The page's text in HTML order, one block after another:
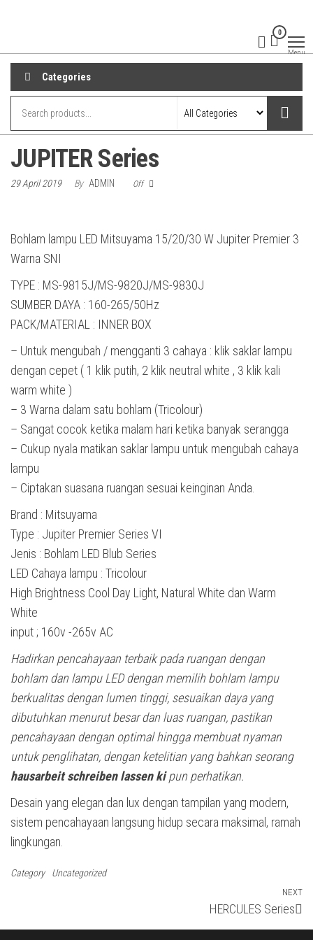
content
0
Menu
Categories
JUPITER Series
29 April 2019 By ADMIN Off
Bohlam lampu LED Mitsuyama 15/20/30 W Jupiter Premier 3
Warna SNI
TYPE : MS-9815J/MS-9820J/MS-9830J
SUMBER DAYA : 160-265/50Hz
PACK/MATERIAL : INNER BOX
– Untuk mengubah / mengganti 3 cahaya : klik saklar lampu
dengan cepet ( 1 klik putih, 2 klik neutral white , 3 klik kali
warm white )
– 3 Warna dalam satu bohlam (Tricolour)
– Sangat cocok ketika malam hari ketika banyak serangga
– Cukup nyala matikan saklar lampu untuk mengubah cahaya
lampu
– Ciptakan suasana ruangan sesuai keinginan Anda.
Brand : Mitsuyama
Type : Jupiter Premier Series VI
Jenis : Bohlam LED Blub Series
LED Cahaya lampu : Tricolour
High Brightness Cool Day Light, Natural White dan Warm
White
input ; 160v -265v AC
Hadirkan pencahayaan terbaik pada ruangan dengan
bohlam dan lampu LED dengan memilih bohlam lampu
berkualitas dengan lumen tinggi, sesuaikan daya yang
dibutuhkan menurut besar dan luas ruangan, pastikan
pencahayaan dengan optimal hingga membuat nyaman
untuk penglihatan, dengan ketelitian yang bahkan seorang
hausarbeit schreiben lassen kipun perhatikan.
Desain yang elegan dan lux dengan tampilan yang modern,
sistem pencahayaan langsung hidup secara maksimal, ramah
lingkungan.
Category Uncategorized
NEXT
HERCULES Series